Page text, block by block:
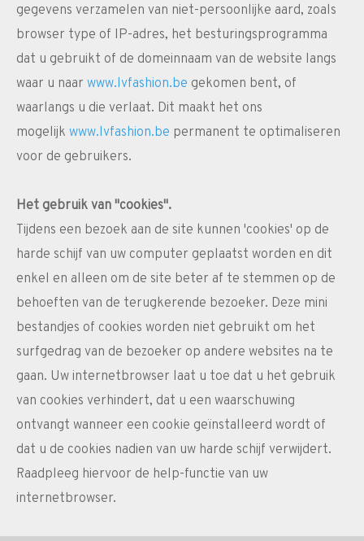
gegevens verzamelen van niet-persoonlijke aard, zoals
browser type of IP-adres, het besturingsprogramma
dat u gebruikt of de domeinnaam van de website langs
waar u naar www.lvfashion.be gekomen bent, of
waarlangs u die verlaat. Dit maakt het ons
mogelijk www.lvfashion.be permanent te optimaliseren
voor de gebruikers.
Het gebruik van "cookies".
Tijdens een bezoek aan de site kunnen 'cookies' op de
harde schijf van uw computer geplaatst worden en dit
enkel en alleen om de site beter af te stemmen op de
behoeften van de terugkerende bezoeker. Deze mini
bestandjes of cookies worden niet gebruikt om het
surfgedrag van de bezoeker op andere websites na te
gaan. Uw internetbrowser laat u toe dat u het gebruik
van cookies verhindert, dat u een waarschuwing
ontvangt wanneer een cookie geïnstalleerd wordt of
dat u de cookies nadien van uw harde schijf verwijdert.
Raadpleeg hiervoor de help-functie van uw
internetbrowser.